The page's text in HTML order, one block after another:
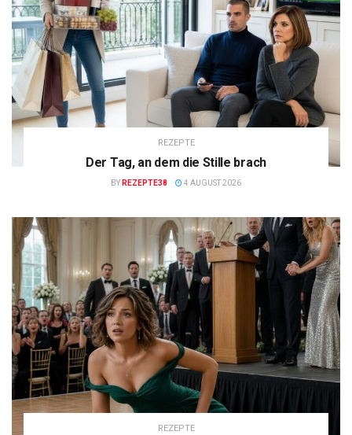
REZEPTE
Der Tag, an dem die Stille brach
BY REZEPTE38 4 AUGUST 2026
REZEPTE